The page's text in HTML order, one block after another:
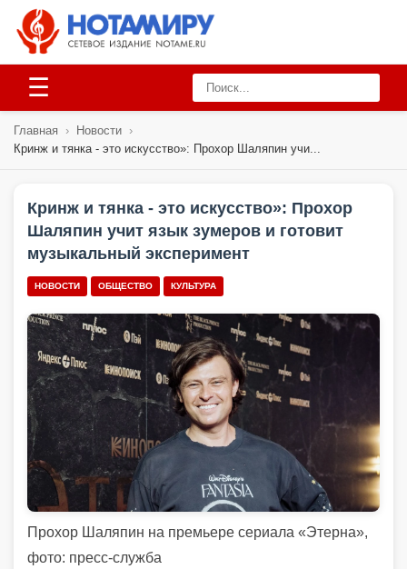
☰
Главная › Новости ›
Кринж и тянка - это искусство»: Прохор Шаляпин учи...
Кринж и тянка - это искусство»: Прохор
Шаляпин учит язык зумеров и готовит
музыкальный эксперимент
НОВОСТИ ОБЩЕСТВО КУЛЬТУРА
Прохор Шаляпин на премьере сериала «Этерна»,
фото: пресс-служба